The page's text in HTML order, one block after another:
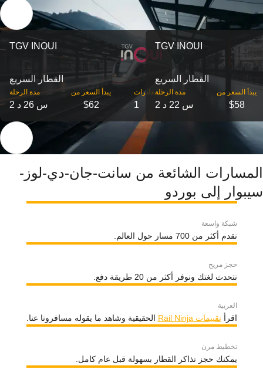
TGV INOUI
القطار السريع
مدة الرحلة
2 س 26 د
‎يبدأ السعر من
$62
‎المغادرات
1
TGV INOUI
القطار السريع
مدة الرحلة
2 س 22 د
‎يبدأ السعر من
$58
المسارات الشائعة من سانت-جان-دي-لوز-
سيبوار إلى بوردو
شبكة واسعة
نقدم أكثر من 700 مسار حول العالم.
حجز مريح
نتحدث لغتك ونوفر أكثر من 20 طريقة دفع.
العربية
اقرأتقييمات Rail Ninja الحقيقية وشاهد ما يقوله مسافرونا عنا.
تخطيط مرن
يمكنك حجز تذاكر القطار بسهولة قبل عام كامل.